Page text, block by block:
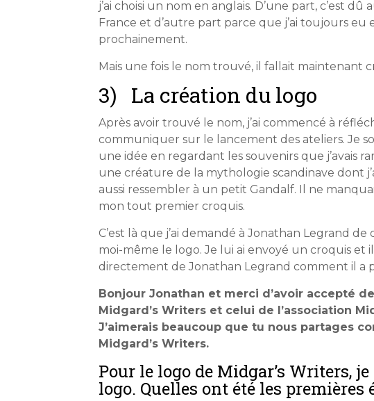
j’ai choisi un nom en anglais. D’une part, c’est
France et d’autre part parce que j’ai toujours
prochainement.
Mais une fois le nom trouvé, il fallait maintenant
3) La création du logo
Après avoir trouvé le nom, j’ai commencé à
communiquer sur le lancement des ateliers. Je
une idée en regardant les souvenirs que j’avais
une créature de la mythologie scandinave dont
aussi ressembler à un petit Gandalf. Il ne
mon tout premier croquis.
C’est là que j’ai demandé à Jonathan Legrand
moi-même le logo. Je lui ai envoyé un croquis et
directement de Jonathan Legrand comment il a
Bonjour Jonathan et merci d’avoir accepté
Midgard’s Writers et celui de l’association
J’aimerais beaucoup que tu nous partages
Midgard’s Writers.
Pour le logo de Midgar’s Writers,
logo. Quelles ont été les premières